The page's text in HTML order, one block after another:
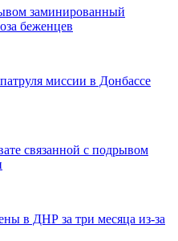
заминированный
беженцев
миссии в Донбассе
связанной с подрывом
в ДНР за три месяца из-за